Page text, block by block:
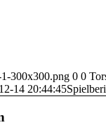
300x300.png 0 0
14 20:44:45